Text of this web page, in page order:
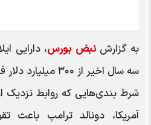
به گزارشنبض بورس، دارایی
سه سال اخیر از ۳۰۰
شرط بندی‌هایی که روابط
آمریکا، دونالد ترامپ